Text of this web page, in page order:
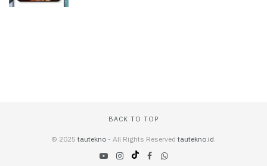
BACK TO TOP
© 2025 tautekno - All Rights Reserved tautekno.id.